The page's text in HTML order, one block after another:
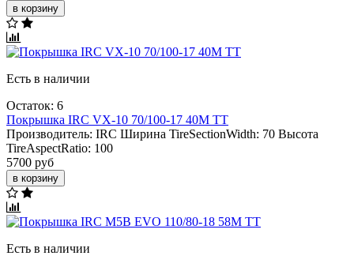
в корзину
Есть в наличии
Остаток: 6
Покрышка IRC VX-10 70/100-17 40M TT
Производитель: IRC Ширина TireSectionWidth: 70 Высота
TireAspectRatio: 100
5700 руб
в корзину
Есть в наличии